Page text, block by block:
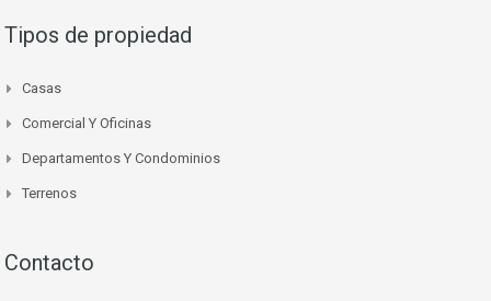
Tipos de propiedad
Casas
Comercial Y Oficinas
Departamentos Y Condominios
Terrenos
Contacto